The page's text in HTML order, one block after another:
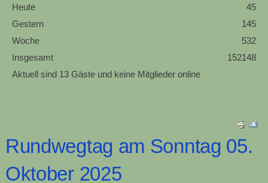
Heute
45
Gestern
145
Woche
532
Insgesamt
152148
Aktuell sind 13 Gäste und keine Mitglieder online
Rundwegtag am Sonntag 05.
Oktober 2025